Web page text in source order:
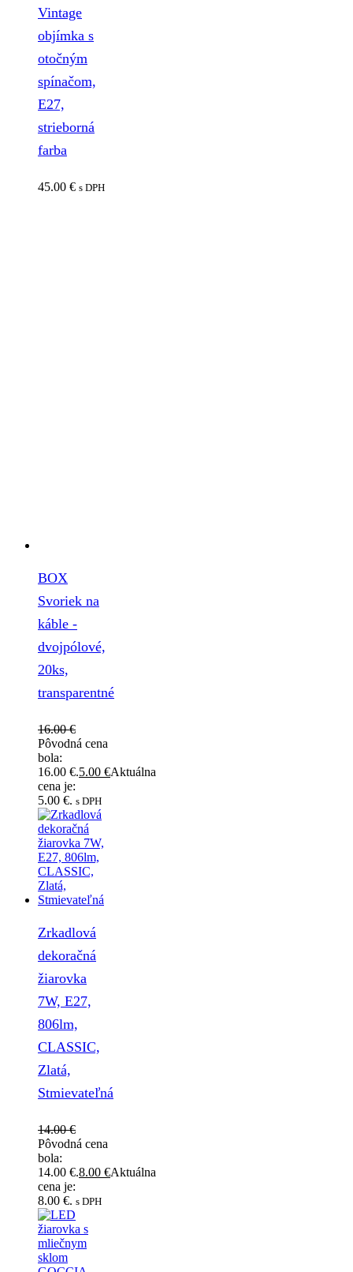
Vintage
objímka s
otočným
spínačom,
E27,
strieborná
farba
45.00 € s DPH
BOX
Svoriek na
káble -
dvojpólové,
20ks,
transparentné
16.00€
Pôvodná cena
bola:
16.00 €.5.00 €Aktuálna
cena je:
5.00 €. s DPH
Zrkadlová
dekoračná
žiarovka
7W, E27,
806lm,
CLASSIC,
Zlatá,
Stmievateľná
14.00€
Pôvodná cena
bola:
14.00 €.8.00 €Aktuálna
cena je:
8.00 €. s DPH